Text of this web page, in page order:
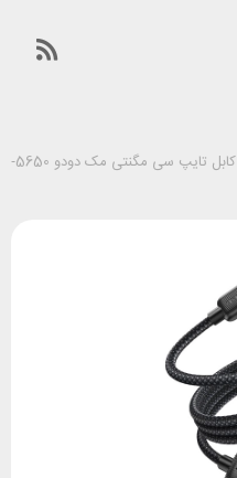
کابل تایپ سی مگنتی مک دودو Mcdodo CA-5650 طول 1.2 متر توان 100 وات